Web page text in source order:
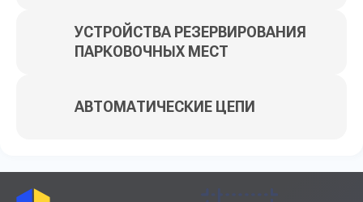
УСТРОЙСТВА РЕЗЕРВИРОВАНИЯ
ПАРКОВОЧНЫХ МЕСТ
АВТОМАТИЧЕСКИЕ ЦЕПИ